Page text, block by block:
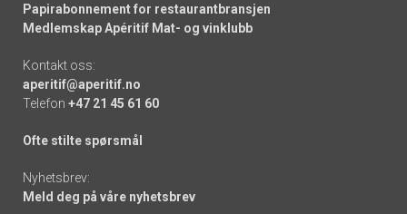
Papirabonnement for restaurantbransjen
Medlemskap Apéritif Mat- og vinklubb
Kontakt oss:
aperitif@aperitif.no
Telefon +47 21 45 61 60
Ofte stilte spørsmål
Nyhetsbrev:
Meld deg på våre nyhetsbrev